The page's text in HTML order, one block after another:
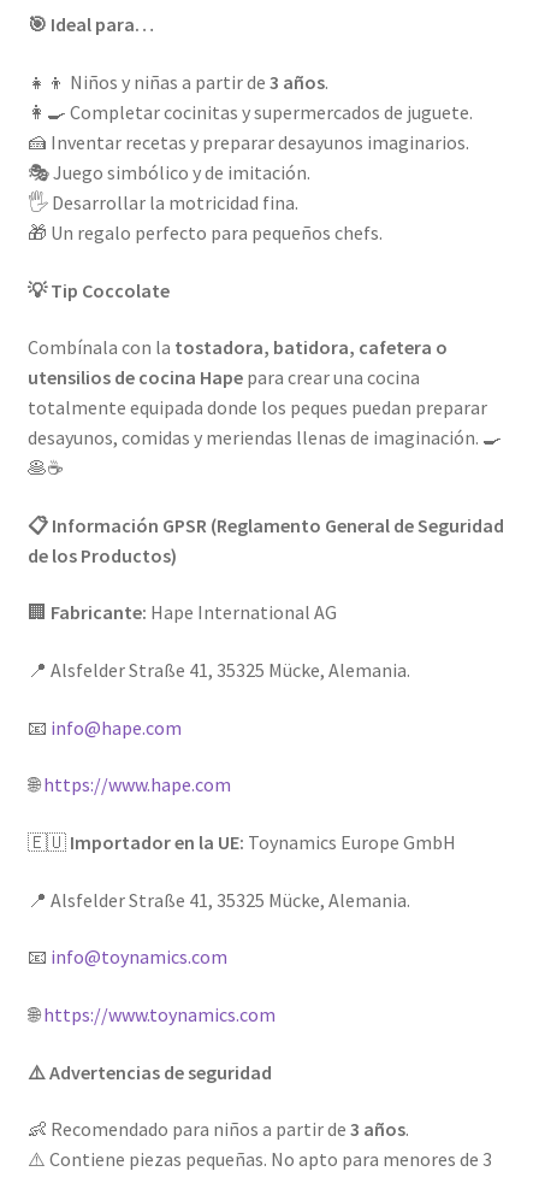
🎯 Ideal para…
👧👦 Niños y niñas a partir de 3 años.
👩‍🍳 Completar cocinitas y supermercados de juguete.
🍰 Inventar recetas y preparar desayunos imaginarios.
🎭 Juego simbólico y de imitación.
🖐️ Desarrollar la motricidad fina.
🎁 Un regalo perfecto para pequeños chefs.
💡 Tip Coccolate
Combínala con la tostadora, batidora, cafetera o
utensilios de cocina Hapepara crear una cocina
totalmente equipada donde los peques puedan preparar
desayunos, comidas y meriendas llenas de imaginación. 🍳
🥞☕
📋 Información GPSR (Reglamento General de Seguridad
de los Productos)
🏢 Fabricante: Hape International AG
📍 Alsfelder Straße 41, 35325 Mücke, Alemania.
📧 info@hape.com
🌐https://www.hape.com
🇪🇺 Importador en la UE: Toynamics Europe GmbH
📍 Alsfelder Straße 41, 35325 Mücke, Alemania.
📧 info@toynamics.com
🌐https://www.toynamics.com
⚠️ Advertencias de seguridad
👶 Recomendado para niños a partir de 3 años.
⚠️ Contiene piezas pequeñas. No apto para menores de 3